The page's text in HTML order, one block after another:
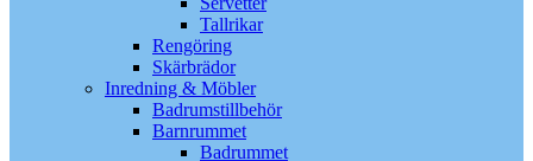
Tallrikar
Rengöring
Skärbrädor
Inredning & Möbler
Badrumstillbehör
Barnrummet
Badrummet